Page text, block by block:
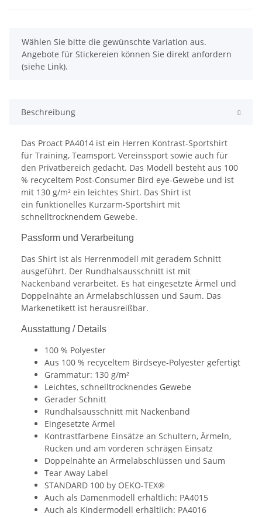
x
Wählen Sie bitte die gewünschte Variation aus.
Angebote für Stickereien können Sie direkt anfordern
(siehe Link).
Beschreibung
Das Proact PA4014 ist ein Herren Kontrast-Sportshirt
für Training, Teamsport, Vereinssport sowie auch für
den Privatbereich gedacht. Das Modell besteht aus 100
% recyceltem Post-Consumer Bird eye-Gewebe und ist
mit 130 g/m² ein leichtes Shirt. Das Shirt ist
ein funktionelles Kurzarm-Sportshirt mit
schnelltrocknendem Gewebe.
Passform und Verarbeitung
Das Shirt ist als Herrenmodell mit geradem Schnitt
ausgeführt. Der Rundhalsausschnitt ist mit
Nackenband verarbeitet. Es hat eingesetzte Ärmel und
Doppelnähte an Ärmelabschlüssen und Saum. Das
Markenetikett ist herausreißbar.
Ausstattung / Details
100 % Polyester
Aus 100 % recyceltem Birdseye-Polyester gefertigt
Grammatur: 130 g/m²
Leichtes, schnelltrocknendes Gewebe
Gerader Schnitt
Rundhalsausschnitt mit Nackenband
Eingesetzte Ärmel
Kontrastfarbene Einsätze an Schultern, Ärmeln,
Rücken und am vorderen schrägen Einsatz
Doppelnähte an Ärmelabschlüssen und Saum
Tear Away Label
STANDARD 100 by OEKO-TEX®
Auch als Damenmodell erhältlich: PA4015
Auch als Kindermodell erhältlich: PA4016